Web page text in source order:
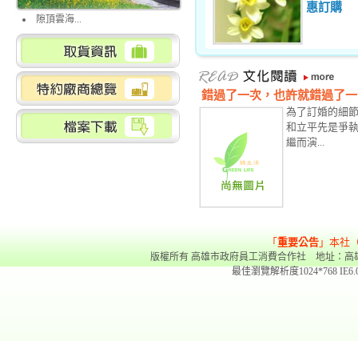
隙頂雲海...
惠訂購
錯過了一次，也許就錯過了
為了訂婚的細
和立平先是爭
繼而演...
「 重要公告」本社
版權所有 高雄市政府員工消費合作社 地址：高
最佳瀏覽解析度1024*768